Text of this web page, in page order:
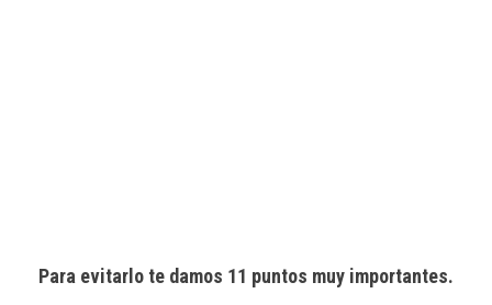
Para evitarlo te damos 11 puntos muy importantes.